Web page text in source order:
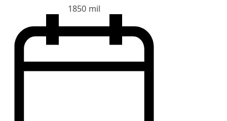
1850 mil